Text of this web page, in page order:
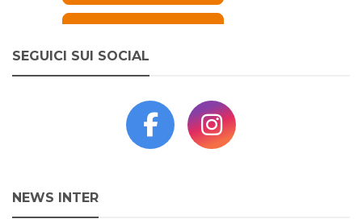
SEGUICI SUI SOCIAL
NEWS INTER